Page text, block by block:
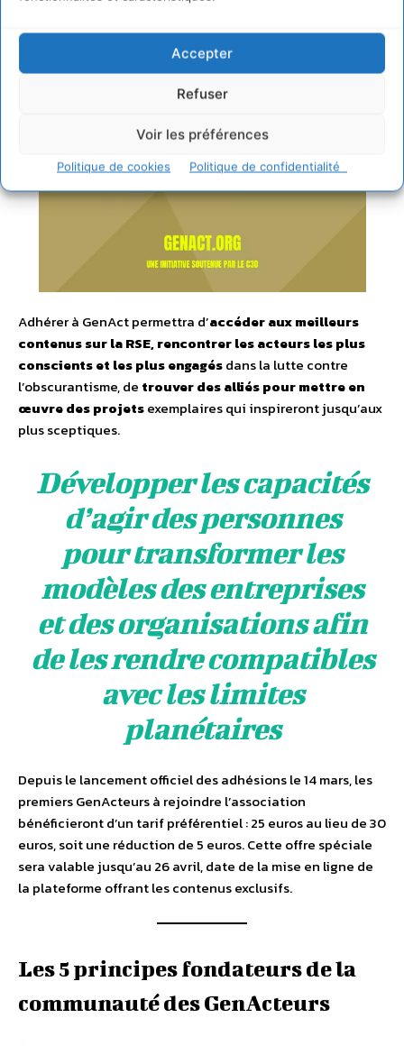
Accepter
Refuser
Voir les préférences
Politique de cookies Politique de confidentialité
Adhérer à GenAct permettra d’accéder aux meilleurs
contenus sur la RSE, rencontrer les acteurs les plus
conscients et les plus engagésdans la lutte contre
l’obscurantisme, de trouver des alliés pour mettre en
œuvre des projetsexemplaires qui inspireront jusqu’aux
plus sceptiques.
Développer les capacités
d’agir des personnes
pour transformer les
modèles des entreprises
et des organisations afin
de les rendre compatibles
avec les limites
planétaires
Depuis le lancement officiel des adhésions le 14 mars, les
premiers GenActeurs à rejoindre l’association
bénéficieront d’un tarif préférentiel : 25 euros au lieu de 30
euros, soit une réduction de 5 euros. Cette offre spéciale
sera valable jusqu’au 26 avril, date de la mise en ligne de
la plateforme offrant les contenus exclusifs.
Les 5 principes fondateurs de la
communauté des GenActeurs